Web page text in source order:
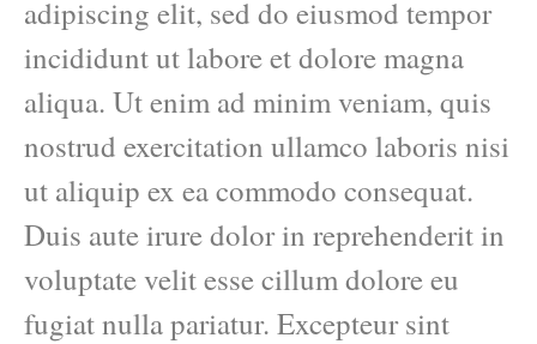
adipiscing elit, sed do eiusmod tempor
incididunt ut labore et dolore magna
aliqua. Ut enim ad minim veniam, quis
nostrud exercitation ullamco laboris nisi
ut aliquip ex ea commodo consequat.
Duis aute irure dolor in reprehenderit in
voluptate velit esse cillum dolore eu
fugiat nulla pariatur. Excepteur sint